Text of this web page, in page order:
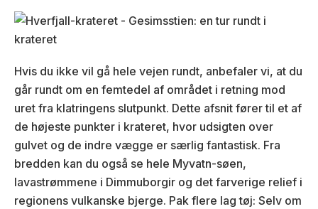
Hvis du ikke vil gå hele vejen rundt, anbefaler vi, at du
går rundt om en femtedel af området i retning mod
uret fra klatringens slutpunkt. Dette afsnit fører til et af
de højeste punkter i krateret, hvor udsigten over
gulvet og de indre vægge er særlig fantastisk. Fra
bredden kan du også se hele Myvatn-søen,
lavastrømmene i Dimmuborgir og det farverige relief i
regionens vulkanske bjerge. Pak flere lag tøj: Selv om